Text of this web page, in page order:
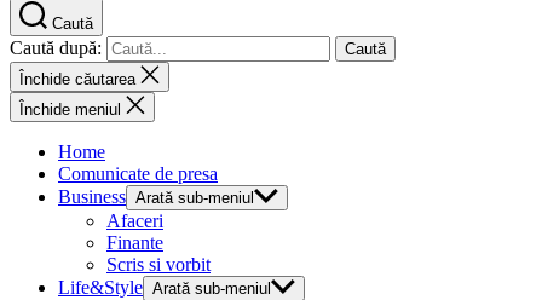
Caută
Caută după:
Închide căutarea
Închide meniul
Home
Comunicate de presa
Business Arată sub-meniul
Afaceri
Finante
Scris si vorbit
Life&Style Arată sub-meniul